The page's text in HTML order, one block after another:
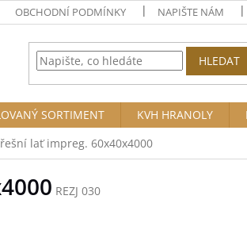
OBCHODNÍ PODMÍNKY NAPIŠTE NÁM
HLEDAT
SORTIMENT KVH HRANOLY
lať impreg. 60x40x4000
REZJ 030